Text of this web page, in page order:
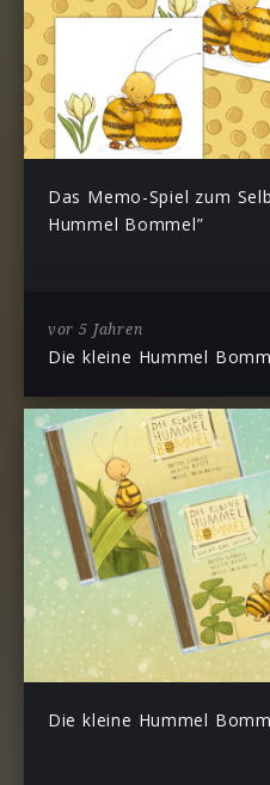
Das Memo-Spiel zum
Hummel Bommel”
vor 5 Jahren
Die kleine Hummel
Die kleine Hummel